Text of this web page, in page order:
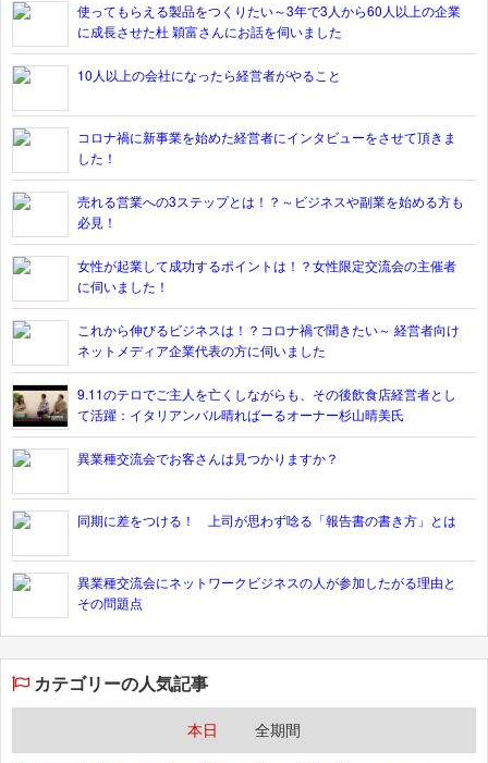
使ってもらえる製品をつくりたい～3年で3人から60人以上の企業
に成長させた杜 穎富さんにお話を伺いました
10人以上の会社になったら経営者がやること
コロナ禍に新事業を始めた経営者にインタビューをさせて頂きま
した！
売れる営業への3ステップとは！？～ビジネスや副業を始める方も
必見！
女性が起業して成功するポイントは！？女性限定交流会の主催者
に伺いました！
これから伸びるビジネスは！？コロナ禍で聞きたい～ 経営者向け
ネットメディア企業代表の方に伺いました
9.11のテロでご主人を亡くしながらも、その後飲食店経営者とし
て活躍：イタリアンバル晴ればーるオーナー杉山晴美氏
異業種交流会でお客さんは見つかりますか？
同期に差をつける！ 上司が思わず唸る「報告書の書き方」とは
異業種交流会にネットワークビジネスの人が参加したがる理由と
その問題点
カテゴリーの人気記事
本日 全期間